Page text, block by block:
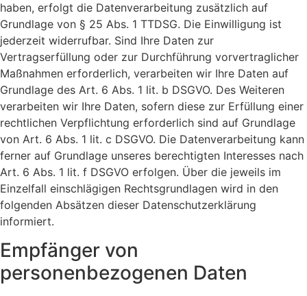
haben, erfolgt die Datenverarbeitung zusätzlich auf
Grundlage von § 25 Abs. 1 TTDSG. Die Einwilligung ist
jederzeit widerrufbar. Sind Ihre Daten zur
Vertragserfüllung oder zur Durchführung vorvertraglicher
Maßnahmen erforderlich, verarbeiten wir Ihre Daten auf
Grundlage des Art. 6 Abs. 1 lit. b DSGVO. Des Weiteren
verarbeiten wir Ihre Daten, sofern diese zur Erfüllung einer
rechtlichen Verpflichtung erforderlich sind auf Grundlage
von Art. 6 Abs. 1 lit. c DSGVO. Die Datenverarbeitung kann
ferner auf Grundlage unseres berechtigten Interesses nach
Art. 6 Abs. 1 lit. f DSGVO erfolgen. Über die jeweils im
Einzelfall einschlägigen Rechtsgrundlagen wird in den
folgenden Absätzen dieser Datenschutzerklärung
informiert.
Empfänger von
personenbezogenen Daten